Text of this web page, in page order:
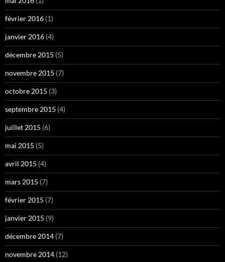
février 2016 (1)
janvier 2016 (4)
décembre 2015 (5)
novembre 2015 (7)
octobre 2015 (3)
septembre 2015 (4)
juillet 2015 (6)
mai 2015 (5)
avril 2015 (4)
mars 2015 (7)
février 2015 (7)
janvier 2015 (9)
décembre 2014 (7)
novembre 2014 (12)